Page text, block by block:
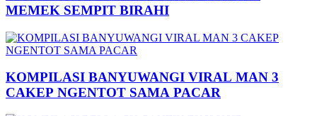
MEMEK SEMPIT BIRAHI
KOMPILASI BANYUWANGI VIRAL MAN 3
CAKEP NGENTOT SAMA PACAR